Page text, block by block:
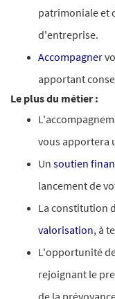
patrimoniale et
d'entreprise.
Accompagner
apportant
Le plus du métier :
vous apportera
Un soutien
lancement de
La constitution
valorisation, à
L'opportunité
rejoignant le
de la